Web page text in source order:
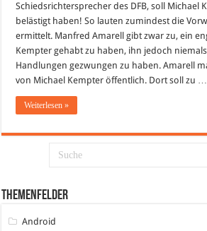
Schiedsrichtersprecher des DFB, soll Michael
belästigt haben! So lauten zumindest die
ermittelt. Manfred Amarell gibt zwar zu, ein
Kempter gehabt zu haben, ihn jedoch
Handlungen gezwungen zu haben. Amarell
von Michael Kempter öffentlich. Dort soll zu …
Weiterlesen »
Themenfelder
Android